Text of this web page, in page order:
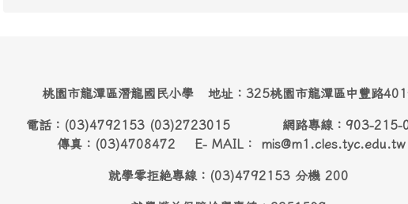
桃園市龍潭區潛龍國民小學 地址：325桃園市龍潭區中豐路
電話：(03)4792153 (03)2723015 網路專線：903-215-
傳真：(03)4708472 E- MAIL： mis@m1.cles.tyc.edu.tw
就學零拒絶專線：(03)4792153 分機 200